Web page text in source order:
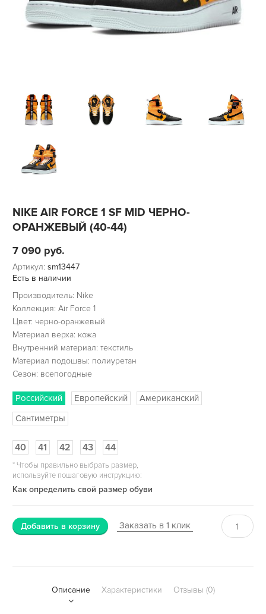
NIKE AIR FORCE 1 SF MID ЧЕРНО-
ОРАНЖЕВЫЙ (40-44)
7 090 руб.
Артикул: sm13447
Есть в наличии
Производитель: Nike
Коллекция: Air Force 1
Цвет: черно-оранжевый
Материал верха: кожа
Внутренний материал: текстиль
Материал подошвы: полиуретан
Сезон: всепогодные
Российский Европейский
Американский
Сантиметры
40 41 42 43 44
*Чтобы правильно выбрать размер,
используйте пошаговую инструкцию:
Как определить свой размер обуви
Добавить в корзину Заказать в 1 клик
Описание Характеристики Отзывы (0)